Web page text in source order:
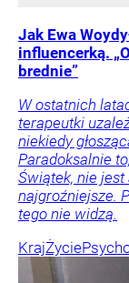
Jak Ewa
influencerką.
brednie”
W ostatnich
terapeutki
niekiedy
Paradoksalnie
Świątek, nie
najgroźniejsze.
tego nie widzą.
KrajŻycie